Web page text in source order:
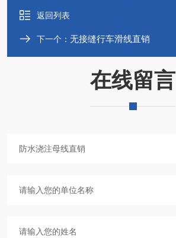
返回列表
下一个： 无接缝行车滑线直销
在线留言